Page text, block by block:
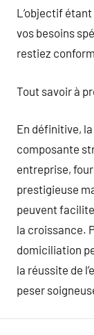
L’objectif
vos besoins
restiez
Tout savoir à
En définitive,
composante
entreprise,
prestigieuse
peuvent
la croissance.
domiciliation
la réussite de
peser